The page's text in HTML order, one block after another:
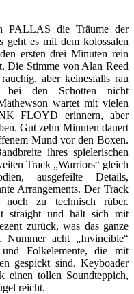
PALLAS die Träume der
geht es mit dem kolossalen
ersten drei Minuten rein
Die Stimme von Alan Reed
aber keinesfalls rau
bei den Schotten nicht
wartet mit vielen
FLOYD erinnern, aber
Gut zehn Minuten dauert
Mund vor den Boxen.
ihres spielerischen
Track „Warriors“ gleich
ausgefeilte Details,
Arrangements. Der Track
noch zu technisch rüber.
straight und hält sich mit
zurück, was das ganze
Nummer acht „Invincible“
und Folkelemente, die mit
gespickt sind. Keyboader
einen tollen Soundteppich,
reicht.